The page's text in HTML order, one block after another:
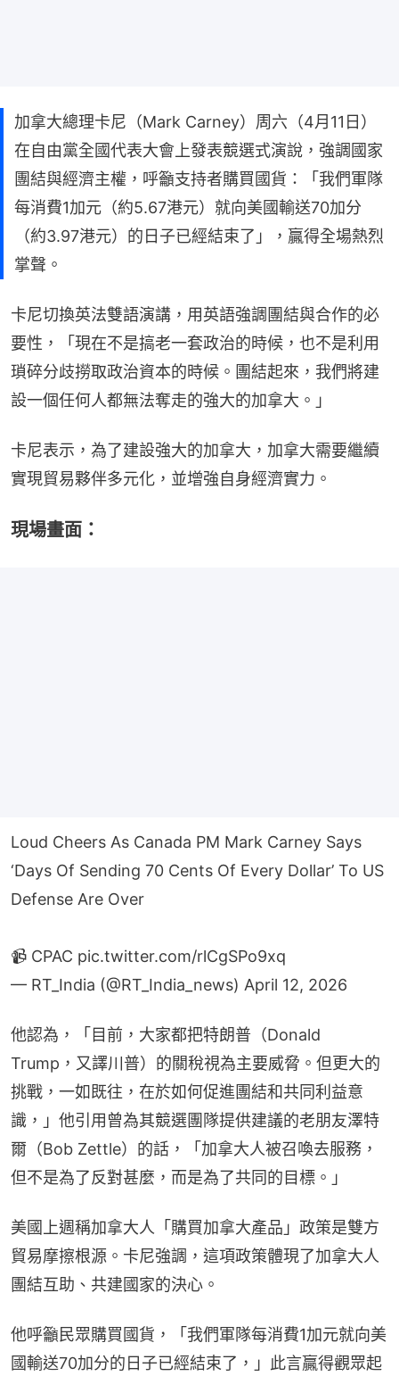
加拿大總理卡尼（Mark Carney）周六（4月11日）
在自由黨全國代表大會上發表競選式演說，強調國家
團結與經濟主權，呼籲支持者購買國貨：「我們軍隊
每消費1加元（約5.67港元）就向美國輸送70加分
（約3.97港元）的日子已經結束了」，贏得全場熱烈
掌聲。
卡尼切換英法雙語演講，用英語強調團結與合作的必
要性，「現在不是搞老一套政治的時候，也不是利用
瑣碎分歧撈取政治資本的時候。團結起來，我們將建
設一個任何人都無法奪走的強大的加拿大。」
卡尼表示，為了建設強大的加拿大，加拿大需要繼續
實現貿易夥伴多元化，並增強自身經濟實力。
現場畫面：
Loud Cheers As Canada PM Mark Carney Says
‘Days Of Sending 70 Cents Of Every Dollar’ To US
Defense Are Over
📹 CPAC pic.twitter.com/rlCgSPo9xq
— RT_India (@RT_India_news) April 12, 2026
他認為，「目前，大家都把特朗普（Donald
Trump，又譯川普）的關稅視為主要威脅。但更大的
挑戰，一如既往，在於如何促進團結和共同利益意
識，」他引用曾為其競選團隊提供建議的老朋友澤特
爾（Bob Zettle）的話，「加拿大人被召喚去服務，
但不是為了反對甚麼，而是為了共同的目標。」
美國上週稱加拿大人「購買加拿大產品」政策是雙方
貿易摩擦根源。卡尼強調，這項政策體現了加拿大人
團結互助、共建國家的決心。
他呼籲民眾購買國貨，「我們軍隊每消費1加元就向美
國輸送70加分的日子已經結束了，」此言贏得觀眾起